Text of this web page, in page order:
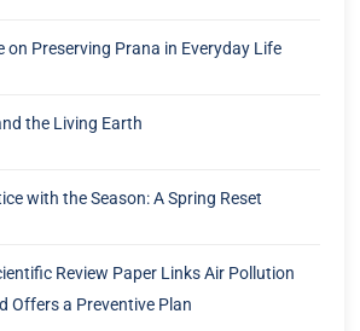
on Preserving Prana in Everyday Life
the Living Earth
with the Season: A Spring Reset
Review Paper Links Air Pollution
Offers a Preventive Plan